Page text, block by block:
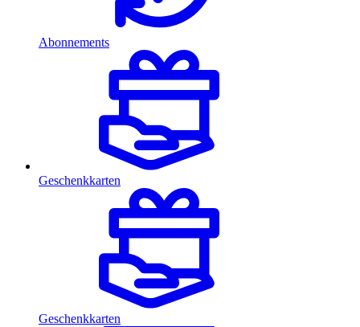
Abonnements
Geschenkkarten
Geschenkkarten